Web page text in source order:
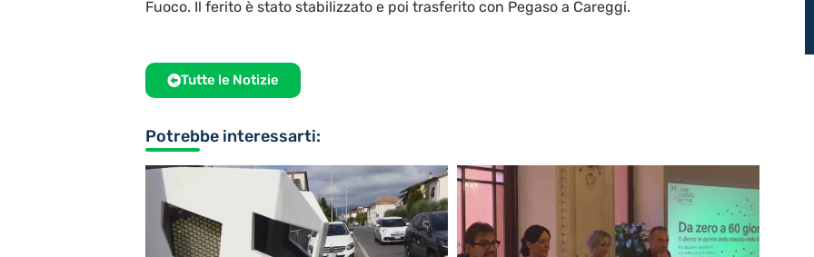
Fuoco. Il ferito è stato stabilizzato e poi trasferito con Pegaso a Careggi.
Tutte le Notizie
Potrebbe interessarti: